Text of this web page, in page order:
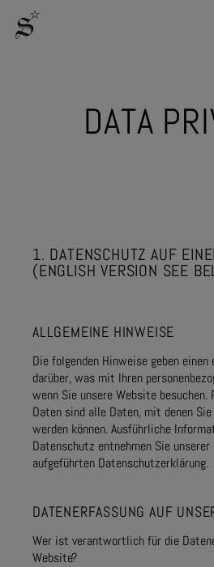
DATA PRI
1. DATENSCHUTZ AUF
(ENGLISH VERSION SEE
ALLGEMEINE HINWEISE
Die folgenden Hinweise geben
darüber, was mit Ihren
wenn Sie unsere Website besuchen.
Daten sind alle Daten, mit denen
werden können. Ausführliche
Datenschutz entnehmen Sie
aufgeführten Datenschutzerklärung.
DATENERFASSUNG AUF
Wer ist verantwortlich für die
Website?